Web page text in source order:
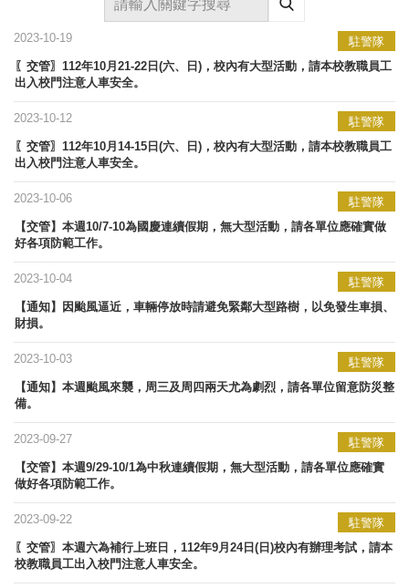
駐警隊
2023-10-19
〖交管〗112年10月21-22日(六、日)，校內有大型活動，請本校教職員工
出入校門注意人車安全。
駐警隊
2023-10-12
〖交管〗112年10月14-15日(六、日)，校內有大型活動，請本校教職員工
出入校門注意人車安全。
駐警隊
2023-10-06
【交管】本週10/7-10為國慶連續假期，無大型活動，請各單位應確實做
好各項防範工作。
駐警隊
2023-10-04
【通知】因颱風逼近，車輛停放時請避免緊鄰大型路樹，以免發生車損、
財損。
駐警隊
2023-10-03
【通知】本週颱風來襲，周三及周四兩天尤為劇烈，請各單位留意防災整
備。
駐警隊
2023-09-27
【交管】本週9/29-10/1為中秋連續假期，無大型活動，請各單位應確實
做好各項防範工作。
駐警隊
2023-09-22
〖交管〗本週六為補行上班日，112年9月24日(日)校內有辦理考試，請本
校教職員工出入校門注意人車安全。